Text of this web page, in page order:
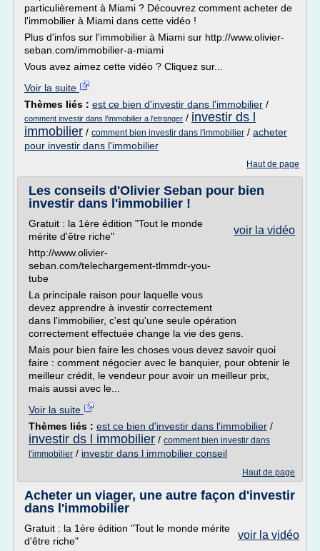
particulièrement à Miami ? Découvrez comment acheter de
l'immobilier à Miami dans cette vidéo !
Plus d'infos sur l'immobilier à Miami sur http://www.olivier-
seban.com/immobilier-a-miami
Vous avez aimez cette vidéo ? Cliquez sur...
Voir la suite
Thèmes liés : est ce bien d'investir dans l'immobilier /
comment investir dans l'immobilier a l'etranger / investir ds l
immobilier / comment bien investir dans l'immobilier / acheter
pour investir dans l'immobilier
Haut de page
Les conseils d'Olivier Seban pour bien
investir dans l'immobilier !
voir la vidéo
Gratuit : la 1ère édition "Tout le monde
mérite d'être riche"
http://www.olivier-
seban.com/telechargement-tlmmdr-you-
tube
La principale raison pour laquelle vous
devez apprendre à investir correctement
dans l'immobilier, c'est qu'une seule opération
correctement effectuée change la vie des gens.
Mais pour bien faire les choses vous devez savoir quoi
faire : comment négocier avec le banquier, pour obtenir le
meilleur crédit, le vendeur pour avoir un meilleur prix,
mais aussi avec le...
Voir la suite
Thèmes liés : est ce bien d'investir dans l'immobilier /
investir ds l immobilier / comment bien investir dans
l'immobilier / investir dans l immobilier conseil
Haut de page
Acheter un viager, une autre façon d'investir
dans l'immobilier
voir la vidéo
Gratuit : la 1ère édition "Tout le monde mérite
d'être riche"